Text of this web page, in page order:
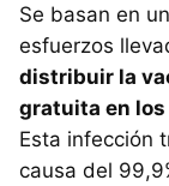
Se basan en
esfuerzos
distribuir la
gratuita en
Esta infección
causa del